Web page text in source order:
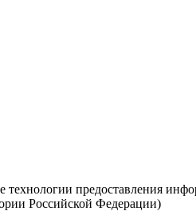
предоставления
Российской Федерации)